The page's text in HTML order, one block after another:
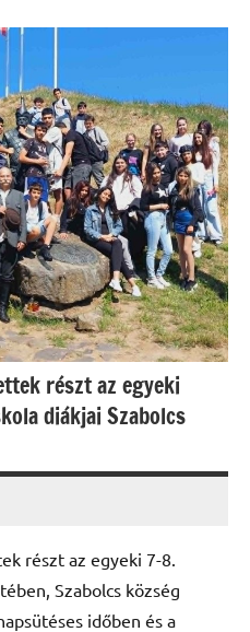
részt az egyeki
diákjai Szabolcs
részt az egyeki 7-8.
Szabolcs község
időben és a